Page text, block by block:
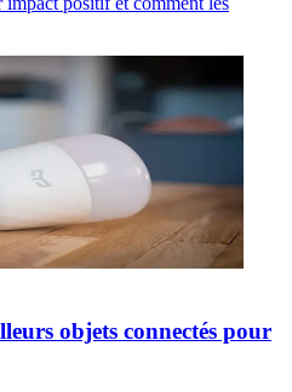
objets connectés pour